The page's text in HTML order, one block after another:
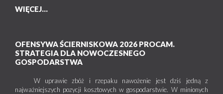
WIĘCEJ...
OFENSYWA ŚCIERNISKOWA 2026 PROCAM.
STRATEGIA DLA NOWOCZESNEGO
GOSPODARSTWA
W uprawie zbóż i rzepaku nawożenie jest dziś jedną z
najważniejszych pozycji kosztowych w gospodarstwie. W minionych